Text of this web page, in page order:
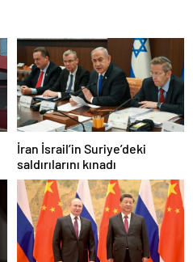
İran İsrail’in Suriye’deki
saldırılarını kınadı